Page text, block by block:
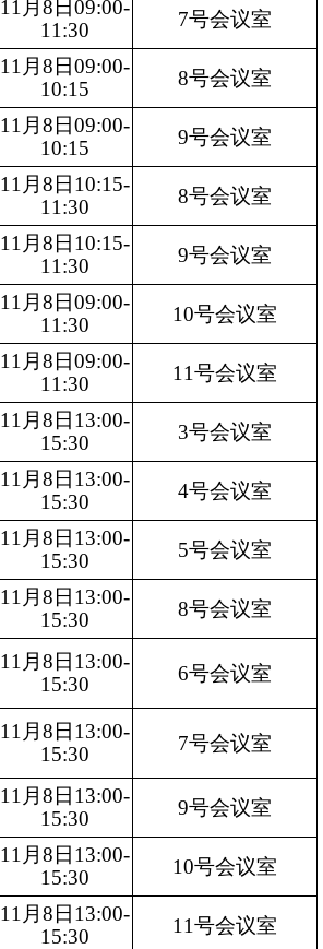
11月8日09:00-
11:30
7号会议室
11月8日09:00-
10:15
8号会议室
11月8日09:00-
10:15
9号会议室
11月8日10:15-
11:30
8号会议室
11月8日10:15-
11:30
9号会议室
11月8日09:00-
11:30
10号会议室
11月8日09:00-
11:30
11号会议室
11月8日13:00-
15:30
3号会议室
11月8日13:00-
15:30
4号会议室
11月8日13:00-
15:30
5号会议室
11月8日13:00-
15:30
8号会议室
11月8日13:00-
15:30
6号会议室
11月8日13:00-
15:30
7号会议室
11月8日13:00-
15:30
9号会议室
11月8日13:00-
15:30
10号会议室
11月8日13:00-
15:30
11号会议室